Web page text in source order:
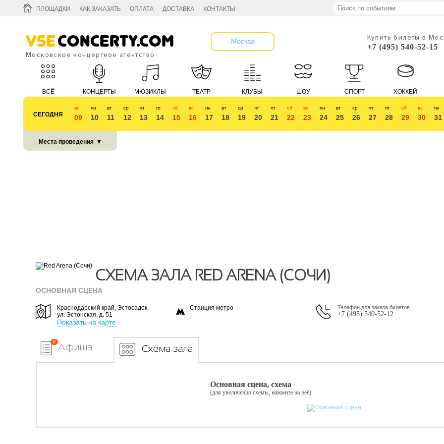
ПЛОЩАДКИ КАК ЗАКАЗАТЬ ОПЛАТА ДОСТАВКА КОНТАКТЫ
VseConcerty.com
Московское концертное агентство
Москва Купить билеты в
+7 (495) 540-52-15
ВСЁ КОНЦЕРТЫ МЮЗИКЛЫ ТЕАТР КЛУБЫ ШОУ СПОРТ ХОККЕЙ
СЕГОДНЯ
вс
09
пн
10
вт
11
ср
12
чт
13
пт
14
сб
15
вс
16
пн
17
вт
18
ср
19
чт
20
пт
21
сб
22
вс
23
пн
24
вт
25
ср
26
чт
27
пт
28
сб
29
вс
30
пн
31
Места проведения ▼
СХЕМА ЗАЛА RED ARENA (СОЧИ)
ОСНОВНАЯ СЦЕНА
Краснодарский край, Эстосадок,
ул. Эстонская, д. 51
Показать на карте
Станция метро Телефон для заказа билетов
+7 (495) 540-52-12
0 Афиша Схема зала
Основная сцена, схема
(для увеличения схемы, нажмите на неё)